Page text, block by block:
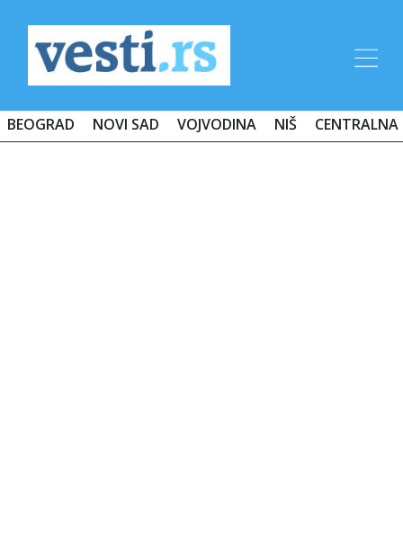
BEOGRAD NOVI SAD VOJVODINA NIŠ CENTRALNA